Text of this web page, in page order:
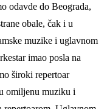
odavde do Beograda,
obale, čak i u
muzike i uglavnom
imao posla na
široki repertoar
omiljenu muziku i